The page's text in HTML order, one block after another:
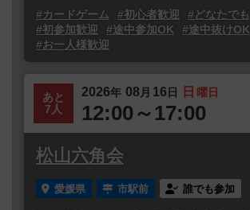
#カードゲーム
#初心者歓迎
#どなたでも
#初参加歓迎
#途中参加OK
#途中抜けOK
#お一人様歓迎
あと
7人
2026年 08 月 16日 日 曜日
12:00～17:00
松山六角会
愛媛県 市駅前 誰でも参加